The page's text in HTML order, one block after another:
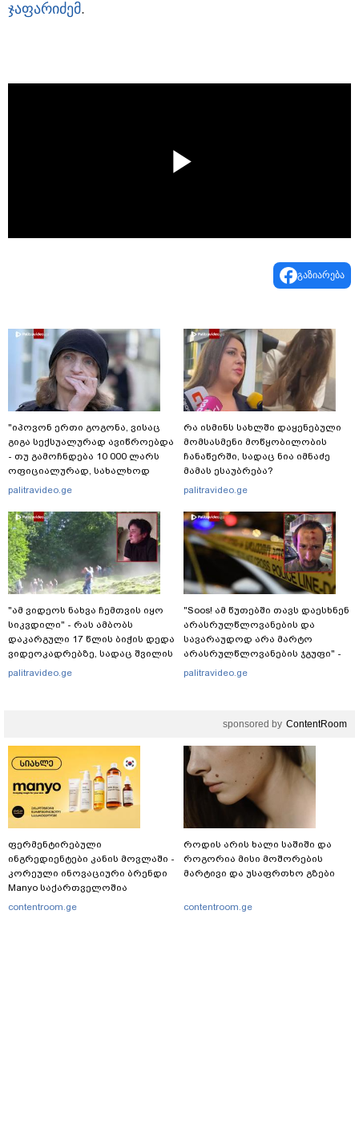
ჯაფარიძემ.
Video
გაზიარება
"იპოვონ ერთი გოგონა, ვისაც
გიგა სექსუალურად ავიწროებდა
- თუ გამოჩნდება 10 000 ლარს
ოფიციალურად, სახალხოდ
გადავცემ" - ეკა კუპატაძე
palitravideo.ge
"ამ ვიდეოს ნახვა ჩემთვის იყო
სიკვდილი" - რას ამბობს
დაკარგული 17 წლის ბიჭის დედა
ვიდეოკადრებზე, სადაც შვილის
განწირული ვედრების ხმა
palitravideo.ge
რა ისმინს სახლში დაყენებული
მომსასმენი მოწყობილობის
ჩანაწერში, სადაც ნია იმნაძე
მამას ესაუბრება?
palitravideo.ge
"Soos! ამ წუთებში თავს დაესხნენ
არასრულწლოვანების და
სავარაუდოდ არა მარტო
არასრულწლოვანების ჯგუფი" -
რა ინფორმაციას ავრცელებს
palitravideo.ge
sponsored by ContentRoom
ფერმენტირებული
ინგრედიენტები კანის მოვლაში -
კორეული ინოვაციური ბრენდი
Manyo საქართველოშია
contentroom.ge
როდის არის ხალი საშიში და
როგორია მისი მოშორების
მარტივი და უსაფრთხო გზები
contentroom.ge